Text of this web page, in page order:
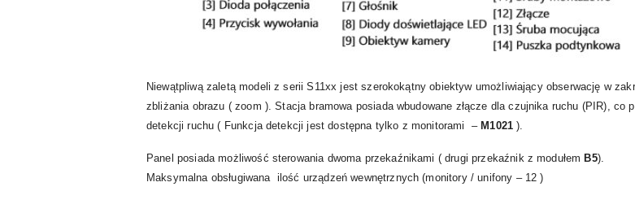
Niewątpliwą zaletą modeli z serii S11xx jest szerokokątny obiektyw umożliwiający obserwację w
zbliżania obrazu ( zoom ). Stacja bramowa posiada wbudowane złącze dla czujnika ruchu (PIR),
detekcji ruchu ( Funkcja detekcji jest dostępna tylko z monitorami – M1021).
Panel posiada możliwość sterowania dwoma przekaźnikami ( drugi przekaźnik z modułem B5).
Maksymalna obsługiwana ilość urządzeń wewnętrznych (monitory / unifony – 12 )